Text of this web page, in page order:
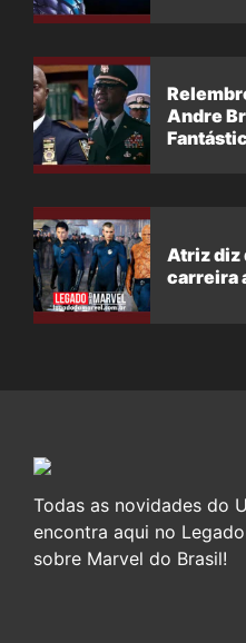
Andre
Atriz diz
carreira
Todas as novidades do
encontra aqui no
sobre Marvel do Brasil!